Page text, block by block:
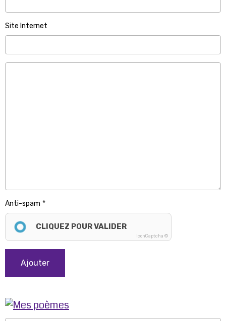
Site Internet
Anti-spam
CLIQUEZ POUR VALIDER
IconCaptcha ©
Ajouter